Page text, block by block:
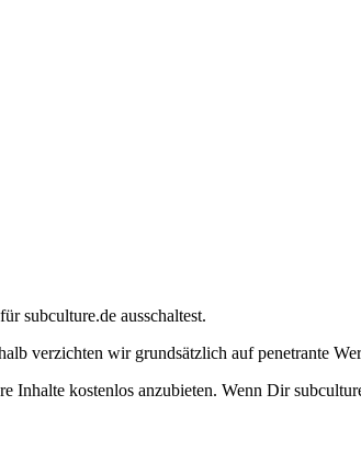
subculture.de ausschaltest.
verzichten wir grundsätzlich auf penetrante
kostenlos anzubieten. Wenn Dir